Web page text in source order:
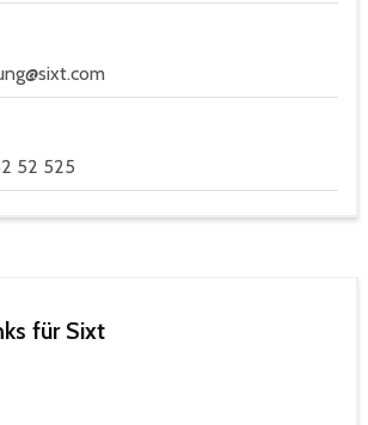
52 525
für Sixt